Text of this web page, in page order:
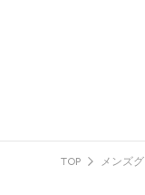
TOP メンズ